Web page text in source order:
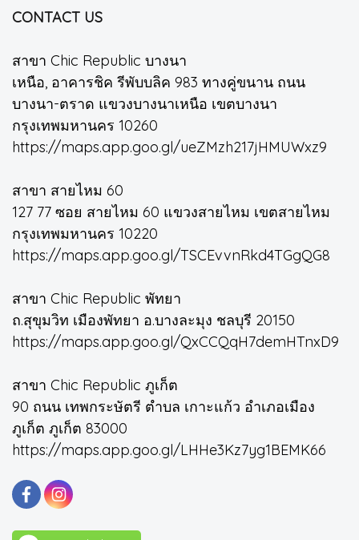
CONTACT US
สาขา Chic Republic บางนา
เหนือ, อาคารชิค รีพับบลิค 983 ทางคู่ขนาน ถนน
บางนา-ตราด แขวงบางนาเหนือ เขตบางนา
กรุงเทพมหานคร 10260
https://maps.app.goo.gl/ueZMzh217jHMUWxz9
สาขา สายไหม 60
127 77 ซอย สายไหม 60 แขวงสายไหม เขตสายไหม
กรุงเทพมหานคร 10220
https://maps.app.goo.gl/TSCEvvnRkd4TGgQG8
สาขา Chic Republic พัทยา
ถ.สุขุมวิท เมืองพัทยา อ.บางละมุง ชลบุรี 20150
https://maps.app.goo.gl/QxCCQqH7demHTnxD9
สาขา Chic Republic ภูเก็ต
90 ถนน เทพกระษัตรี ตำบล เกาะแก้ว อำเภอเมือง
ภูเก็ต ภูเก็ต 83000
https://maps.app.goo.gl/LHHe3Kz7yg1BEMK66